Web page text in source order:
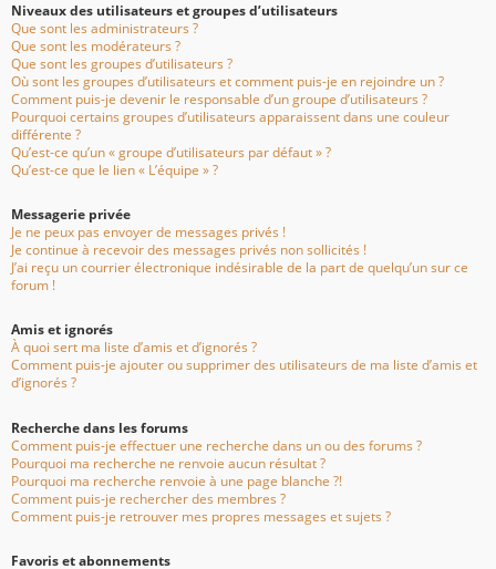
Niveaux des utilisateurs et groupes d’utilisateurs
Que sont les administrateurs ?
Que sont les modérateurs ?
Que sont les groupes d’utilisateurs ?
Où sont les groupes d’utilisateurs et comment puis-je en rejoindre un ?
Comment puis-je devenir le responsable d’un groupe d’utilisateurs ?
Pourquoi certains groupes d’utilisateurs apparaissent dans une couleur
différente ?
Qu’est-ce qu’un « groupe d’utilisateurs par défaut » ?
Qu’est-ce que le lien « L’équipe » ?
Messagerie privée
Je ne peux pas envoyer de messages privés !
Je continue à recevoir des messages privés non sollicités !
J’ai reçu un courrier électronique indésirable de la part de quelqu’un sur ce
forum !
Amis et ignorés
À quoi sert ma liste d’amis et d’ignorés ?
Comment puis-je ajouter ou supprimer des utilisateurs de ma liste d’amis et
d’ignorés ?
Recherche dans les forums
Comment puis-je effectuer une recherche dans un ou des forums ?
Pourquoi ma recherche ne renvoie aucun résultat ?
Pourquoi ma recherche renvoie à une page blanche ?!
Comment puis-je rechercher des membres ?
Comment puis-je retrouver mes propres messages et sujets ?
Favoris et abonnements